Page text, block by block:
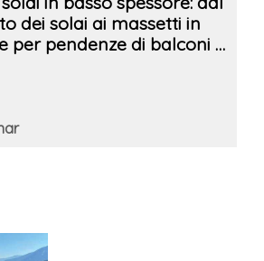
dei solai ai massetti in
per pendenze di balconi e
e pavimenti radianti